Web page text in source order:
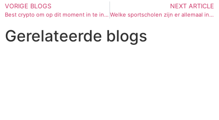
VORIGE BLOGS
Best crypto om op dit moment in te investeren
NEXT ARTICLE
Welke sportscholen zijn er allemaal in Amsterdam?
Gerelateerde blogs